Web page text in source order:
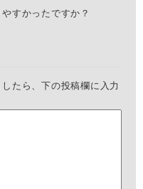
すかったですか？
たら、下の投稿欄に入力